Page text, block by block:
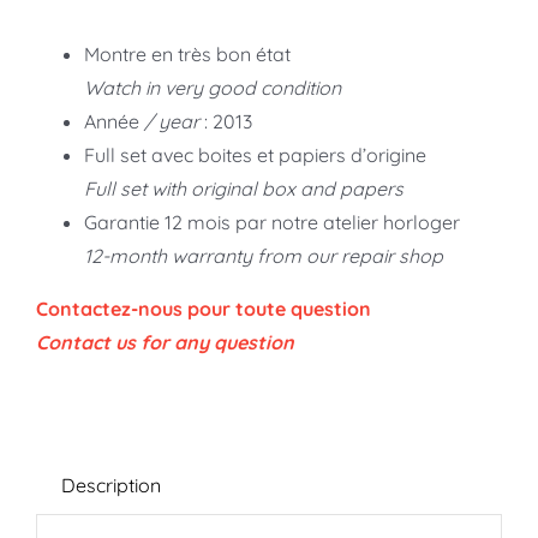
Montre en très bon état
Watch in very good condition
Année / year: 2013
Full set avec boites et papiers d’origine
Full set with original box and papers
Garantie 12 mois par notre atelier horloger
12-month warranty from our repair shop
Contactez-nous pour toute question
Contact us for any question
Description